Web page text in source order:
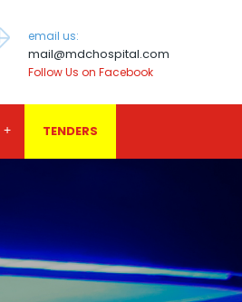
email us:
mail@mdchospital.com
Follow Us on Facebook
+ TENDERS